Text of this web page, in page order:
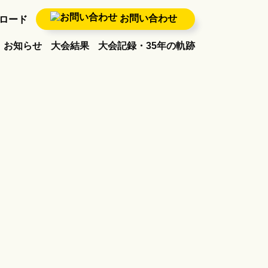
お知らせ 大会結果 大会記録・35年の軌跡
ード お問い合わせ